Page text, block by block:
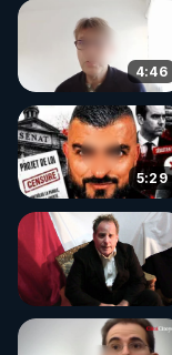
4:46
5:29